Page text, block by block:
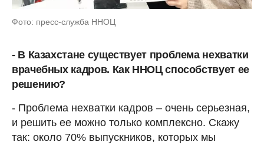
Фото: пресс-служба ННОЦ
- В Казахстане существует проблема нехватки
врачебных кадров. Как ННОЦ способствует ее
решению?
- Проблема нехватки кадров – очень серьезная,
и решить ее можно только комплексно. Скажу
так: около 70% выпускников, которых мы